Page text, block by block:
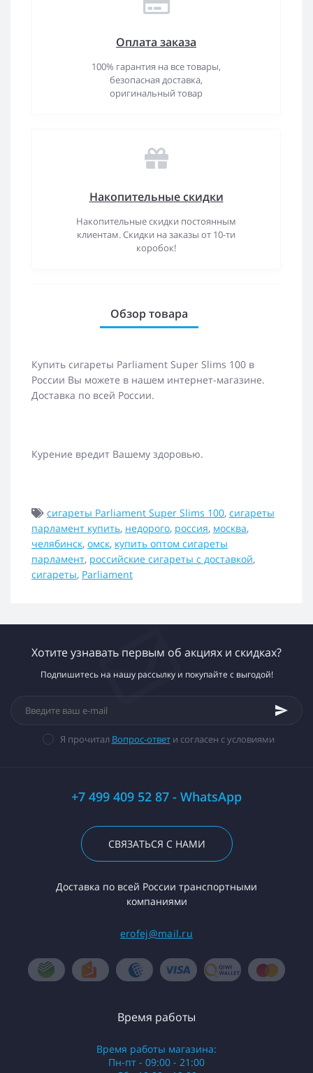
Оплата заказа
100% гарантия на все товары,
безопасная доставка,
оригинальный товар
Накопительные скидки
Накопительные скидки постоянным
клиентам. Скидки на заказы от 10-ти
коробок!
Обзор товара
Купить сигареты Parliament Super Slims 100 в
России Вы можете в нашем интернет-магазине.
Доставка по всей России.
Курение вредит Вашему здоровью.
сигареты Parliament Super Slims 100, сигареты
парламент купить, недорого, россия, москва,
челябинск, омск, купить оптом сигареты
парламент, российские сигареты с доставкой,
сигареты, Parliament
Хотите узнавать первым об акциях и скидках?
Подпишитесь на нашу рассылку и покупайте с выгодой!
Я прочитал Вопрос-ответи согласен с условиями
+7 499 409 52 87 - WhatsApp
СВЯЗАТЬСЯ С НАМИ
Доставка по всей России транспортными
компаниями
erofej@mail.ru
Время работы
Время работы магазина:
Пн-пт - 09:00 - 21:00